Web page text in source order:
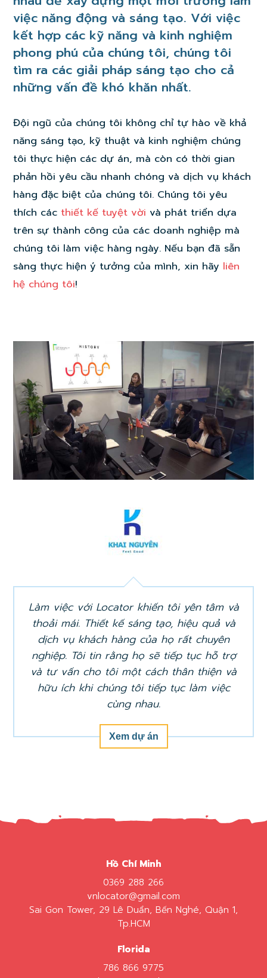
việc năng động và sáng tạo. Với việc
kết hợp các kỹ năng và kinh nghiệm
phong phú của chúng tôi, chúng tôi
tìm ra các giải pháp sáng tạo cho cả
những vấn đề khó khăn nhất.
Đội ngũ của chúng tôi không chỉ tự hào về khả
năng sáng tạo, kỹ thuật và kinh nghiệm chúng
tôi thực hiện các dự án, mà còn có thời gian
phản hồi yêu cầu nhanh chóng và dịch vụ khách
hàng đặc biệt của chúng tôi. Chúng tôi yêu
thích các thiết kế tuyệt vời và phát triển dựa
trên sự thành công của các doanh nghiệp mà
chúng tôi làm việc hàng ngày. Nếu bạn đã sẵn
sàng thực hiện ý tưởng của mình, xin hãy liên
hệ chúng tôi!
Làm việc với Locator khiến tôi yên tâm và
thoải mái. Thiết kế sáng tạo, hiệu quả và
dịch vụ khách hàng của họ rất chuyên
nghiệp. Tôi tin rằng họ sẽ tiếp tục hỗ trợ
và tư vấn cho tôi một cách thân thiện và
hữu ích khi chúng tôi tiếp tục làm việc
cùng nhau.
Xem dự án
Hồ Chí Minh
0369 288 266
vnlocator@gmail.com
Sai Gon Tower, 29 Lê Duẩn, Bến Nghé, Quận 1,
Tp.HCM
Florida
786 866 9775